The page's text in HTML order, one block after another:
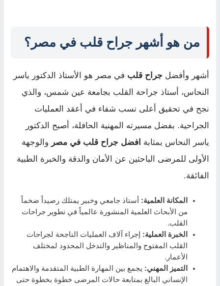
من هو أشهر جراح قلب في مصر؟
أشهر وأفضل جراح قلب في مصر هو الأستاذ الدكتور ياسر
النحاس، أستاذ جراحة القلب بجامعة عين شمس، والذي
نجح في تحقيق أعلى نسب شفاء في أعقد العمليات
الجراحية. بفضل مسيرته المهنية الحافلة، أصبح الدكتور
ياسر النحاس بمثابة افضل جراح قلب في مصر والوجهة
الأولى للمرضى الباحثين عن الأمان والدقة والخبرة الطبية
الفائقة.
المكانة العلمية: أستاذ جامعي وخبير يمتلك رصيداً ضخماً
من الأبحاث العلمية المنشورة عالمياً في تطوير جراحات
القلب.
الخبرة العملية: إجراء آلاف العمليات الناجحة لجراحات
القلب المفتوح والمناظير والتدخل المحدود لمختلف
الأعمار.
التميز المهني: يجمع بين المهارة الطبية المتقدمة والاهتمام
الإنساني البالغ بمتابعة حالات المرضى خطوة بخطوة حتى